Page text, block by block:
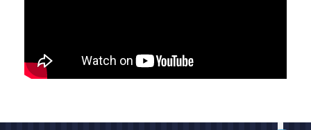
最新記事動画